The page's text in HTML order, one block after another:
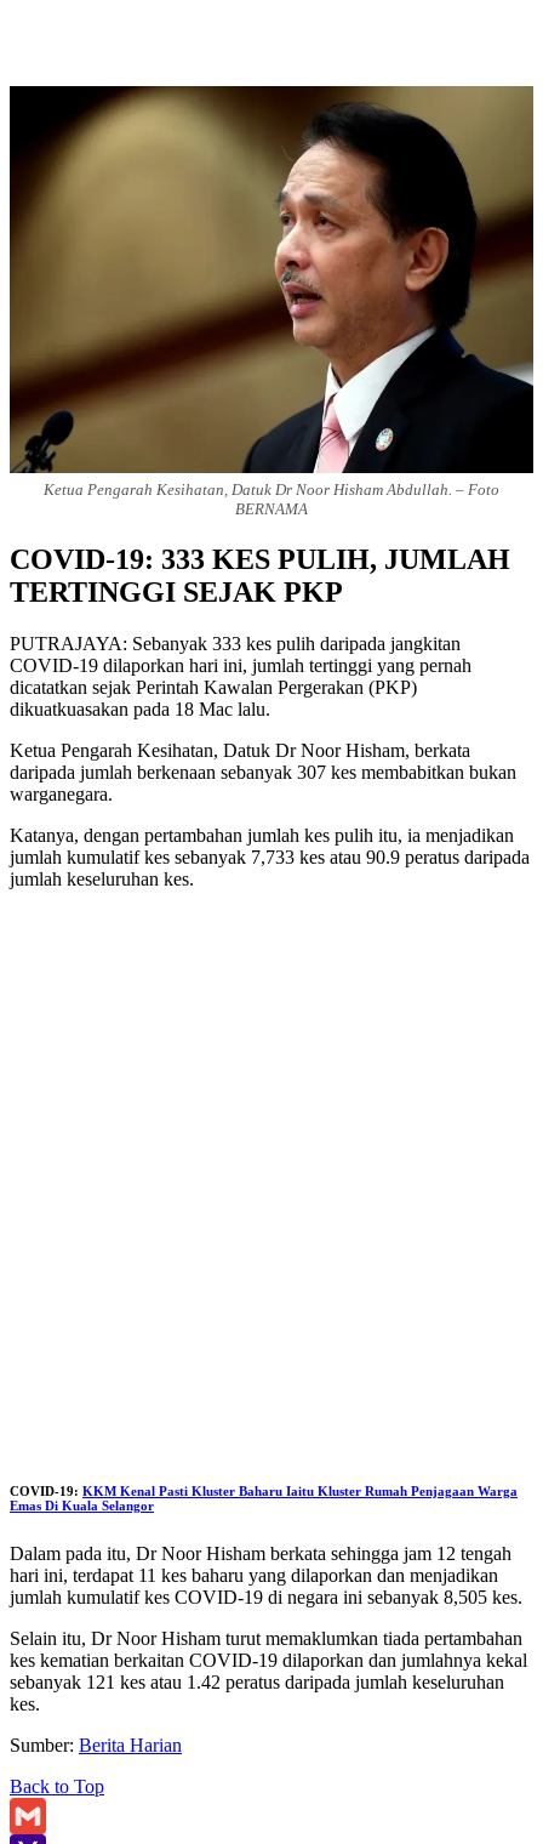
Ketua Pengarah Kesihatan, Datuk Dr Noor Hisham Abdullah. – Foto
BERNAMA
COVID-19: 333 KES PULIH, JUMLAH
TERTINGGI SEJAK PKP
PUTRAJAYA: Sebanyak 333 kes pulih daripada jangkitan
COVID-19 dilaporkan hari ini, jumlah tertinggi yang pernah
dicatatkan sejak Perintah Kawalan Pergerakan (PKP)
dikuatkuasakan pada 18 Mac lalu.
Ketua Pengarah Kesihatan, Datuk Dr Noor Hisham, berkata
daripada jumlah berkenaan sebanyak 307 kes membabitkan bukan
warganegara.
Katanya, dengan pertambahan jumlah kes pulih itu, ia menjadikan
jumlah kumulatif kes sebanyak 7,733 kes atau 90.9 peratus daripada
jumlah keseluruhan kes.
COVID-19: KKM Kenal Pasti Kluster Baharu Iaitu Kluster Rumah Penjagaan Warga
Emas Di Kuala Selangor
Dalam pada itu, Dr Noor Hisham berkata sehingga jam 12 tengah
hari ini, terdapat 11 kes baharu yang dilaporkan dan menjadikan
jumlah kumulatif kes COVID-19 di negara ini sebanyak 8,505 kes.
Selain itu, Dr Noor Hisham turut memaklumkan tiada pertambahan
kes kematian berkaitan COVID-19 dilaporkan dan jumlahnya kekal
sebanyak 121 kes atau 1.42 peratus daripada jumlah keseluruhan
kes.
Sumber: Berita Harian
Back to Top